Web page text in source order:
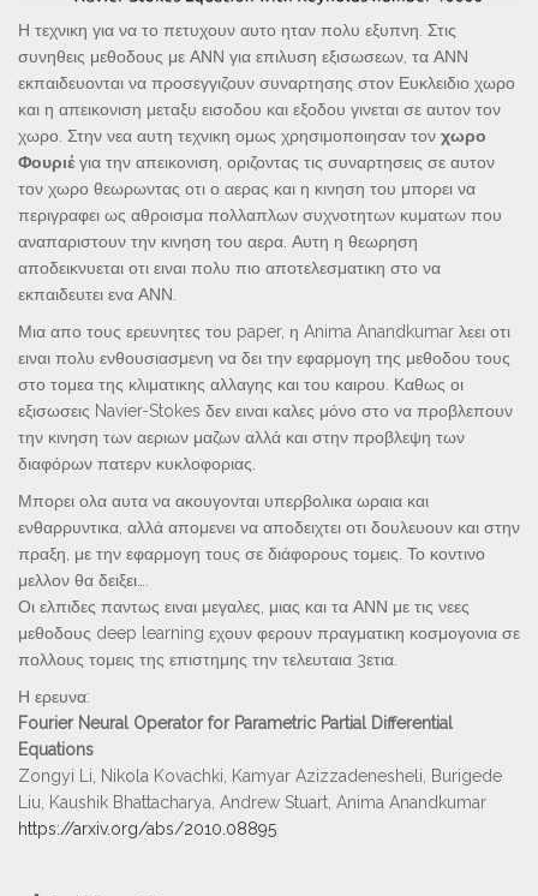
Η τεχνικη για να το πετυχουν αυτο ηταν πολυ εξυπνη. Στις
συνηθεις μεθοδους με ΑΝΝ για επιλυση εξισωσεων, τα ΑΝΝ
εκπαιδευονται να προσεγγιζουν συναρτησης στον Ευκλειδιο χωρο
και η απεικονιση μεταξυ εισοδου και εξοδου γινεται σε αυτον τον
χωρο. Στην νεα αυτη τεχνικη ομως χρησιμοποιησαν τον χωρο
Φουριέ για την απεικονιση, οριζοντας τις συναρτησεις σε αυτον
τον χωρο θεωρωντας οτι ο αερας και η κινηση του μπορει να
περιγραφει ως αθροισμα πολλαπλων συχνοτητων κυματων που
αναπαριστουν την κινηση του αερα. Αυτη η θεωρηση
αποδεικνυεται οτι ειναι πολυ πιο αποτελεσματικη στο να
εκπαιδευτει ενα ΑΝΝ.
Μια απο τους ερευνητες του paper, η Anima Anandkumar λεει οτι
ειναι πολυ ενθουσιασμενη να δει την εφαρμογη της μεθοδου τους
στο τομεα της κλιματικης αλλαγης και του καιρου. Καθως οι
εξισωσεις Navier-Stokes δεν ειναι καλες μόνο στο να προβλεπουν
την κινηση των αεριων μαζων αλλά και στην προβλεψη των
διαφόρων πατερν κυκλοφοριας.
Μπορει ολα αυτα να ακουγονται υπερβολικα ωραια και
ενθαρρυντικα, αλλά απομενει να αποδειχτει οτι δουλευουν και στην
πραξη, με την εφαρμογη τους σε διάφορους τομεις. Το κοντινο
μελλον θα δειξει….
Οι ελπιδες παντως ειναι μεγαλες, μιας και τα ΑΝΝ με τις νεες
μεθοδους deep learning εχουν φερουν πραγματικη κοσμογονια σε
πολλους τομεις της επιστημης την τελευταια 3ετια.
Η ερευνα:
Fourier Neural Operator for Parametric Partial Differential
Equations
Zongyi Li, Nikola Kovachki, Kamyar Azizzadenesheli, Burigede
Liu, Kaushik Bhattacharya, Andrew Stuart, Anima Anandkumar
https://arxiv.org/abs/2010.08895